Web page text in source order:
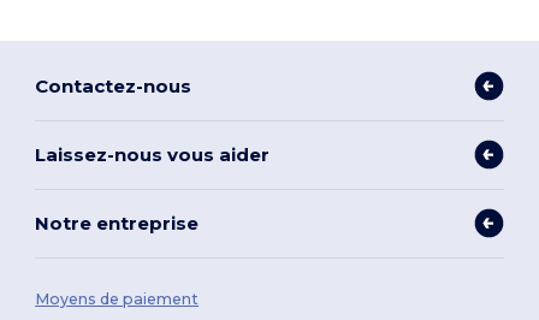
Contactez-nous
Laissez-nous vous aider
Notre entreprise
Moyens de paiement